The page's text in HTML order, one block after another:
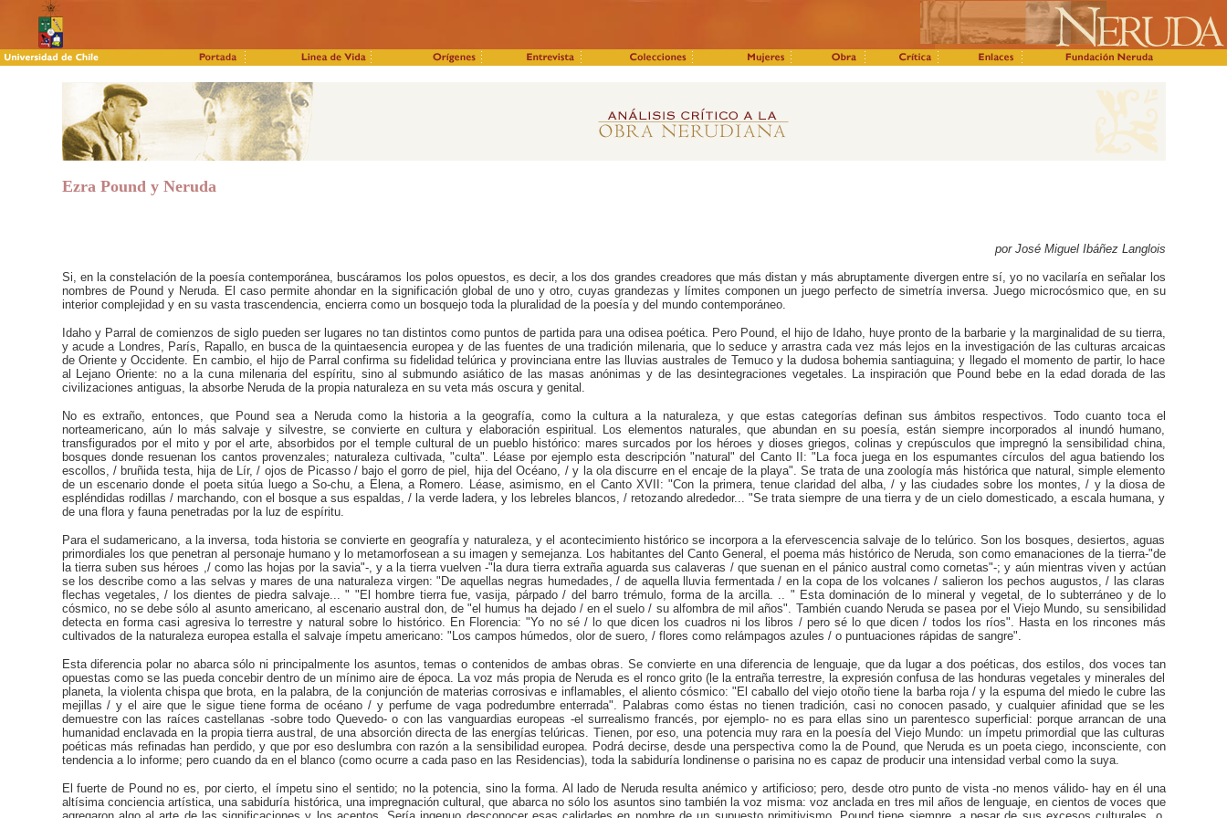
Ezra Pound y Neruda
por José Miguel Ibáñez Langlois
Si, en la constelación de la poesía contemporánea, buscáramos los polos opuestos, es decir, a los dos grandes creadores que más distan y más abruptamente divergen entre sí, yo no vacilaría en señalar los
nombres de Pound y Neruda. El caso permite ahondar en la significación global de uno y otro, cuyas grandezas y límites componen un juego perfecto de simetría inversa. Juego microcósmico que, en su
interior complejidad y en su vasta trascendencia, encierra como un bosquejo toda la pluralidad de la poesía y del mundo contemporáneo.
Idaho y Parral de comienzos de siglo pueden ser lugares no tan distintos como puntos de partida para una odisea poética. Pero Pound, el hijo de Idaho, huye pronto de la barbarie y la marginalidad de su tierra,
y acude a Londres, París, Rapallo, en busca de la quintaesencia europea y de las fuentes de una tradición milenaria, que lo seduce y arrastra cada vez más lejos en la investigación de las culturas arcaicas
de Oriente y Occidente. En cambio, el hijo de Parral confirma su fidelidad telúrica y provinciana entre las lluvias australes de Temuco y la dudosa bohemia santiaguina; y llegado el momento de partir, lo hace
al Lejano Oriente: no a la cuna milenaria del espíritu, sino al submundo asiático de las masas anónimas y de las desintegraciones vegetales. La inspiración que Pound bebe en la edad dorada de las
civilizaciones antiguas, la absorbe Neruda de la propia naturaleza en su veta más oscura y genital.
No es extraño, entonces, que Pound sea a Neruda como la historia a la geografía, como la cultura a la naturaleza, y que estas categorías definan sus ámbitos respectivos. Todo cuanto toca el
norteamericano, aún lo más salvaje y silvestre, se convierte en cultura y elaboración espiritual. Los elementos naturales, que abundan en su poesía, están siempre incorporados al inundó humano,
transfigurados por el mito y por el arte, absorbidos por el temple cultural de un pueblo histórico: mares surcados por los héroes y dioses griegos, colinas y crepúsculos que impregnó la sensibilidad china,
bosques donde resuenan los cantos provenzales; naturaleza cultivada, "culta". Léase por ejemplo esta descripción "natural" del Canto II: "La foca juega en los espumantes círculos del agua batiendo los
escollos, / bruñida testa, hija de Lír, / ojos de Picasso / bajo el gorro de piel, hija del Océano, / y la ola discurre en el encaje de la playa". Se trata de una zoología más histórica que natural, simple elemento
de un escenario donde el poeta sitúa luego a So-chu, a Elena, a Romero. Léase, asimismo, en el Canto XVII: "Con la primera, tenue claridad del alba, / y las ciudades sobre los montes, / y la diosa de
espléndidas rodillas / marchando, con el bosque a sus espaldas, / la verde ladera, y los lebreles blancos, / retozando alrededor... "Se trata siempre de una tierra y de un cielo domesticado, a escala humana, y
de una flora y fauna penetradas por la luz de espíritu.
Para el sudamericano, a la inversa, toda historia se convierte en geografía y naturaleza, y el acontecimiento histórico se incorpora a la efervescencia salvaje de lo telúrico. Son los bosques, desiertos, aguas
primordiales los que penetran al personaje humano y lo metamorfosean a su imagen y semejanza. Los habitantes del Canto General, el poema más histórico de Neruda, son como emanaciones de la tierra-"de
la tierra suben sus héroes ,/ como las hojas por la savia"-, y a la tierra vuelven -"la dura tierra extraña aguarda sus calaveras / que suenan en el pánico austral como cornetas"-; y aún mientras viven y actúan
se los describe como a las selvas y mares de una naturaleza virgen: "De aquellas negras humedades, / de aquella lluvia fermentada / en la copa de los volcanes / salieron los pechos augustos, / las claras
flechas vegetales, / los dientes de piedra salvaje... " "El hombre tierra fue, vasija, párpado / del barro trémulo, forma de la arcilla. .. " Esta dominación de lo mineral y vegetal, de lo subterráneo y de lo
cósmico, no se debe sólo al asunto americano, al escenario austral don, de "el humus ha dejado / en el suelo / su alfombra de mil años". También cuando Neruda se pasea por el Viejo Mundo, su sensibilidad
detecta en forma casi agresiva lo terrestre y natural sobre lo histórico. En Florencia: "Yo no sé / lo que dicen los cuadros ni los libros / pero sé lo que dicen / todos los ríos". Hasta en los rincones más
cultivados de la naturaleza europea estalla el salvaje ímpetu americano: "Los campos húmedos, olor de suero, / flores como relámpagos azules / o puntuaciones rápidas de sangre".
Esta diferencia polar no abarca sólo ni principalmente los asuntos, temas o contenidos de ambas obras. Se convierte en una diferencia de lenguaje, que da lugar a dos poéticas, dos estilos, dos voces tan
opuestas como se las pueda concebir dentro de un mínimo aire de época. La voz más propia de Neruda es el ronco grito (le la entraña terrestre, la expresión confusa de las honduras vegetales y minerales del
planeta, la violenta chispa que brota, en la palabra, de la conjunción de materias corrosivas e inflamables, el aliento cósmico: "El caballo del viejo otoño tiene la barba roja / y la espuma del miedo le cubre las
mejillas / y el aire que le sigue tiene forma de océano / y perfume de vaga podredumbre enterrada". Palabras como éstas no tienen tradición, casi no conocen pasado, y cualquier afinidad que se les
demuestre con las raíces castellanas -sobre todo Quevedo- o con las vanguardias europeas -el surrealismo francés, por ejemplo- no es para ellas sino un parentesco superficial: porque arrancan de una
humanidad enclavada en la propia tierra austral, de una absorción directa de las energías telúricas. Tienen, por eso, una potencia muy rara en la poesía del Viejo Mundo: un ímpetu primordial que las culturas
poéticas más refinadas han perdido, y que por eso deslumbra con razón a la sensibilidad europea. Podrá decirse, desde una perspectiva como la de Pound, que Neruda es un poeta ciego, inconsciente, con
tendencia a lo informe; pero cuando da en el blanco (como ocurre a cada paso en las Residencias), toda la sabiduría londinense o parisina no es capaz de producir una intensidad verbal como la suya.
El fuerte de Pound no es, por cierto, el ímpetu sino el sentido; no la potencia, sino la forma. Al lado de Neruda resulta anémico y artificioso; pero, desde otro punto de vista -no menos válido- hay en él una
altísima conciencia artística, una sabiduría histórica, una impregnación cultural, que abarca no sólo los asuntos sino también la voz misma: voz anclada en tres mil años de lenguaje, en cientos de voces que